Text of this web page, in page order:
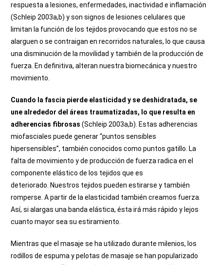
respuesta a lesiones, enfermedades, inactividad e inflamación
(Schleip 2003a,b) y son signos de lesiones celulares que
limitan la función de los tejidos provocando que estos no se
alarguen o se contraigan en recorridos naturales, lo que causa
una disminución de la movilidad y también de la producción de
fuerza. En definitiva, alteran nuestra biomecánica y nuestro
movimiento.
Cuando la fascia pierde elasticidad y se deshidratada, se
une alrededor del áreas traumatizadas, lo que resulta en
adherencias fibrosas (Schleip 2003a,b). Estas adherencias
miofasciales puede generar “puntos sensibles
hipersensibles”, también conocidos como puntos gatillo. La
falta de movimiento y de producción de fuerza radica en el
componente elástico de los tejidos que es
deteriorado. Nuestros tejidos pueden estirarse y también
romperse. A partir de la elasticidad también creamos fuerza.
Así, si alargas una banda elástica, ésta irá más rápido y lejos
cuanto mayor sea su estiramiento.
Mientras que el masaje se ha utilizado durante milenios, los
rodillos de espuma y pelotas de masaje se han popularizado